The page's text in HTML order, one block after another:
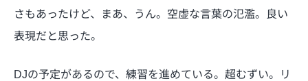
さもあったけど、まあ、うん。空虚な言葉の氾濫。良い
表現だと思った。
DJの予定があるので、練習を進めている。超むずい。リ